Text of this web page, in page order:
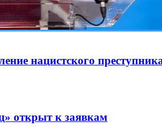
нацистского
открыт к заявкам